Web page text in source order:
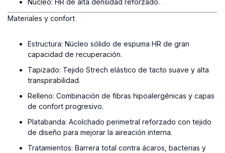
Materiales y confort
Estructura: Núcleo sólido de espuma HR de gran
capacidad de recuperación.
Tapizado: Tejido Strech elástico de tacto suave y alta
transpirabilidad.
Relleno: Combinación de fibras hipoalergénicas y capas
de confort progresivo.
Platabanda: Acolchado perimetral reforzado con tejido
de diseño para mejorar la aireación interna.
Tratamientos: Barrera total contra ácaros, bacterias y